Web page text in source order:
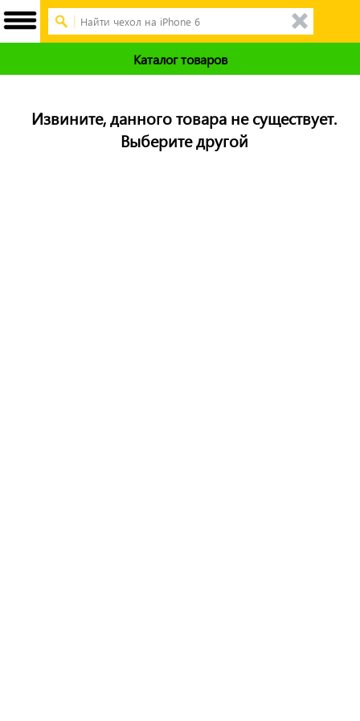
Каталог товаров
Извините, данного товара не существует.
Выберите другой